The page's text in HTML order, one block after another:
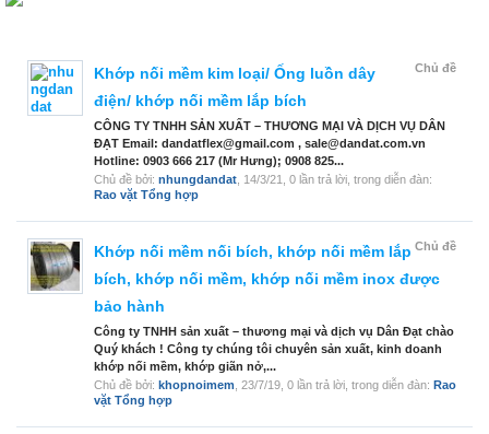
Chủ đề
Khớp nối mềm kim loại/ Ống luồn dây
điện/ khớp nối mềm lắp bích
CÔNG TY TNHH SẢN XUẤT – THƯƠNG MẠI VÀ DỊCH VỤ DÂN
ĐẠT Email: dandatflex@gmail.com , sale@dandat.com.vn
Hotline: 0903 666 217 (Mr Hưng); 0908 825...
Chủ đề bởi: nhungdandat 14/3/21
, 0 lần trả lời, trong diễn đàn:
Rao vặt Tổng hợp
Chủ đề
Khớp nối mềm nối bích, khớp nối mềm lắp
bích, khớp nối mềm, khớp nối mềm inox được
bảo hành
Công ty TNHH sản xuất – thương mại và dịch vụ Dân Đạt chào
Quý khách ! Công ty chúng tôi chuyên sản xuất, kinh doanh
khớp nối mềm, khớp giãn nở,...
Chủ đề bởi: khopnoimem 23/7/19 , 0 lần trả lời, trong diễn đàn: Rao
vặt Tổng hợp